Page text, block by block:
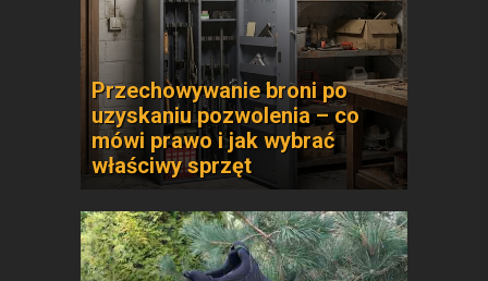
Przechowywanie broni po
uzyskaniu pozwolenia – co
mówi prawo i jak wybrać
właściwy sprzęt